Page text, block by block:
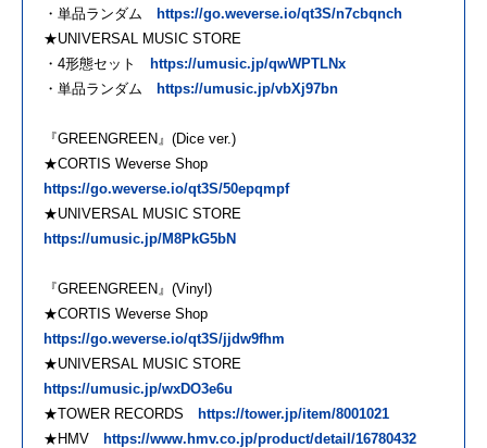
・単品ランダム
https://go.weverse.io/qt3S/n7cbqnch
★UNIVERSAL MUSIC STORE
・4形態セット
https://umusic.jp/qwWPTLNx
・単品ランダム
https://umusic.jp/vbXj97bn
『GREENGREEN』(Dice ver.)
★CORTIS Weverse Shop
https://go.weverse.io/qt3S/50epqmpf
★UNIVERSAL MUSIC STORE
https://umusic.jp/M8PkG5bN
『GREENGREEN』(Vinyl)
★CORTIS Weverse Shop
https://go.weverse.io/qt3S/jjdw9fhm
★UNIVERSAL MUSIC STORE
https://umusic.jp/wxDO3e6u
★TOWER RECORDS
https://tower.jp/item/8001021
★HMV
https://www.hmv.co.jp/product/detail/16780432